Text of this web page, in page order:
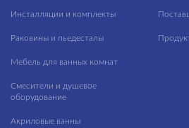
Инсталляции и комплекты
Раковины и пьедесталы
Мебель для ванных комнат
Смесители и душевое
оборудование
Акриловые ванны